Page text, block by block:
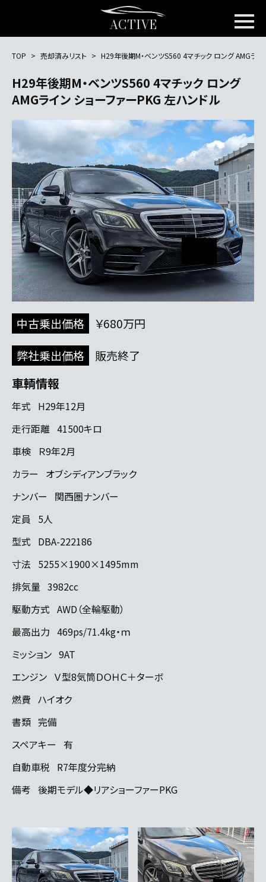
ACTIVE
TOP 売却済みリスト H29年後期M・ベンツS560 4マチック ロング AMGライ
H29年後期M・ベンツS560 4マチック ロング
AMGライン ショーファーPKG 左ハンドル
中古乗出価格
￥680万円
弊社乗出価格
販売終了
車輌情報
年式 H29年12月
走行距離 41500キロ
車検
Ｒ9年2月
カラー
オブシディアンブラック
ナンバー
関西圏ナンバー
定員
5人
型式 DBA-222186
寸法 5255×1900×1495mm
排気量 3982cc
駆動方式 AWD（全輪駆動）
最高出力 469ps/71.4kg・ｍ
ミッション 9AT
エンジン Ｖ型8気筒ＤＯＨＣ＋ターボ
燃費 ハイオク
書類 完備
スペアキー
有
自動車税 R7年度分完納
備考 後期モデル◆リアショーファーPKG